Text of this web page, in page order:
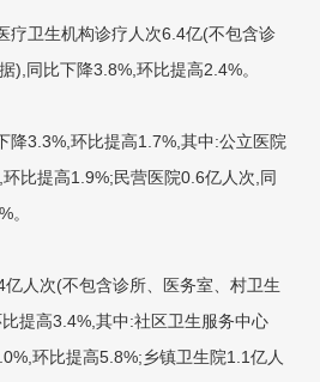
卫生机构诊疗人次6.4亿(不包含诊
),同比下降3.8%,环比提高2.4%。
3.3%,环比提高1.7%,其中:公立医院
比提高1.9%;民营医院0.6亿人次,同
。
人次(不包含诊所、医务室、村卫生
提高3.4%,其中:社区卫生服务中心
环比提高5.8%;乡镇卫生院1.1亿人